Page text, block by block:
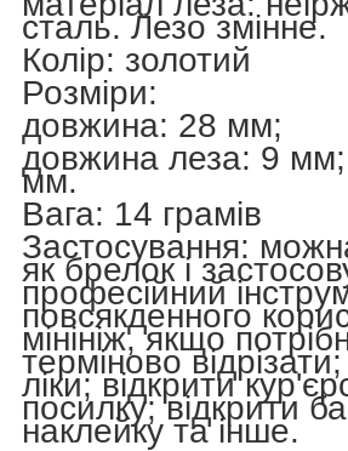
сталь. Лезо змінне.
Колір: золотий
Розміри:
довжина: 28 мм;
довжина леза: 9 мм;
мм.
Вага: 14 грамів
Застосування:
як брелок і
професійний
повсякденного
мінініж, якщо
терміново
ліки; відкрити
посилку; відкрити
наклейку та інше.